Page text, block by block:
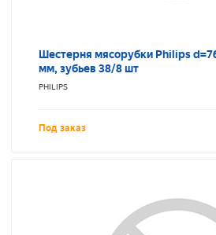
Шестерня мясорубки Philips
мм, зубьев 38/8 шт
PHILIPS
Под заказ